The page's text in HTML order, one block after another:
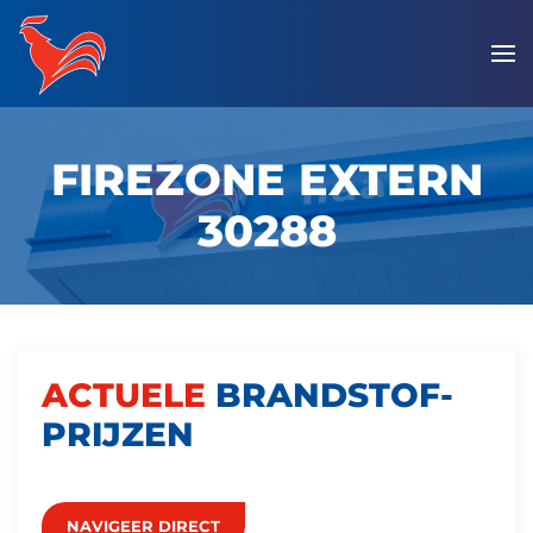
Overslaan
en
naar
inhoud
gaan
FIREZONE EXTERN
30288
ACTUELE BRANDSTOF­
PRIJZEN
NAVIGEER DIRECT